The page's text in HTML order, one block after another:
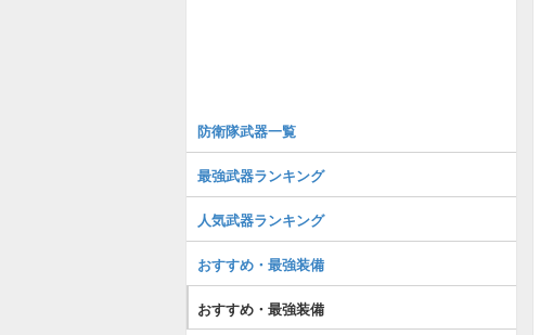
防衛隊武器一覧
最強武器ランキング
人気武器ランキング
おすすめ・最強装備
おすすめ・最強装備